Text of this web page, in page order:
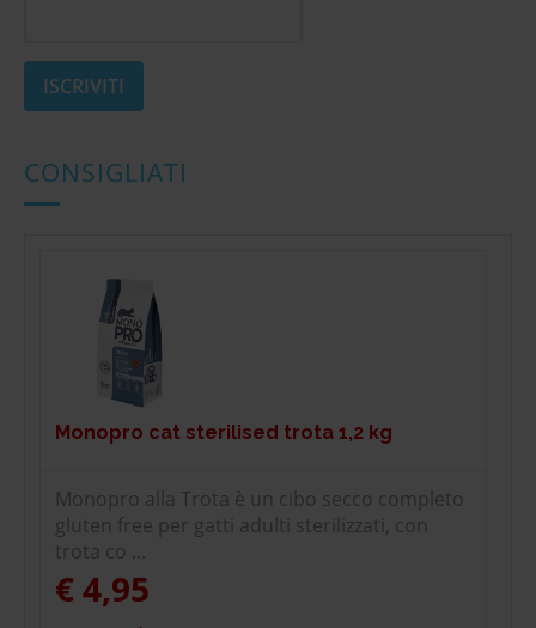
CONSIGLIATI
Monopro cat sterilised trota 1,2 kg
Monopro alla Trota è un cibo secco completo
gluten free per gatti adulti sterilizzati, con
trota co ...
€ 4,95